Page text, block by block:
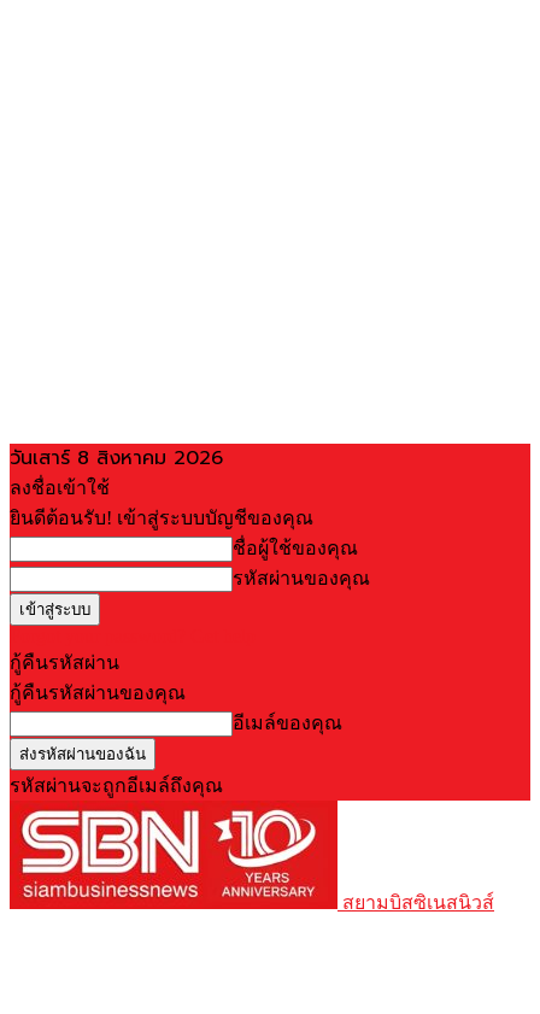
วันเสาร์ 8 สิงหาคม 2026
ลงชื่อเข้าใช้
ยินดีต้อนรับ! เข้าสู่ระบบบัญชีของคุณ
ชื่อผู้ใช้ของคุณ
รหัสผ่านของคุณ
กู้คืนรหัสผ่าน
กู้คืนรหัสผ่านของคุณ
อีเมล์ของคุณ
รหัสผ่านจะถูกอีเมล์ถึงคุณ
สยามบิสซิเนสนิวส์